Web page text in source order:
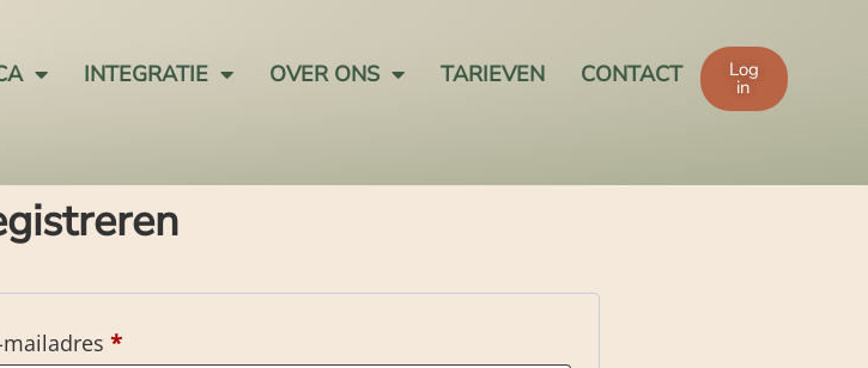
INTEGRATIE OVER ONS TARIEVEN CONTACT Log
in
mailadres*